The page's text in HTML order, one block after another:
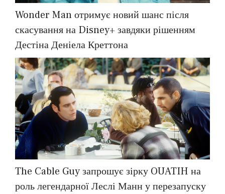
Wonder Man отримує новий шанс після
скасування на Disney+ завдяки рішенням
Дестіна Деніела Креттона
The Cable Guy запрошує зірку OUATIH на
роль легендарної Леслі Манн у перезапуску